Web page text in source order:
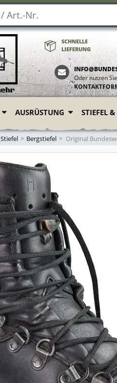
SCHNELLE
LIEFERUNG
Oder nutzen
AUSRÜSTUNG STIEFEL
Stiefel Bergstiefel Original